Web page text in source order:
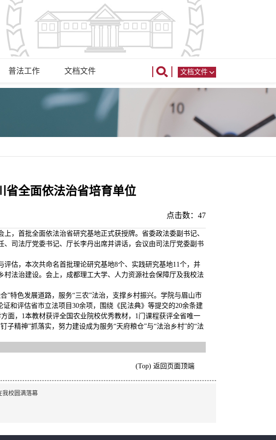
普法工作 文档文件 文档文件
省全面依法治省培育单位
点击数：47
，首批全面依法治省研究基地正式获授牌。省委政法委副书记、
司法厅党委书记、厅长李丹出席并讲话，会议由司法厅党委副书
估，本次共命名首批理论研究基地8个、实践研究基地11个，并
法治建设。会上，成都理工大学、人力资源社会保障厅及我校法
”特色发展道路，服务“三农”法治，支撑乡村振兴。学院与眉山市
和评估省市立法项目30余项，围绕《民法典》等提交的20余条建
面，1本教材获评全国农业院校优秀教材，1门课程获评全省唯一
精神”抓落实，努力建设成为服务“天府粮仓”与“法治乡村”的“法
(Top) 返回页面顶端
我校圆满落幕